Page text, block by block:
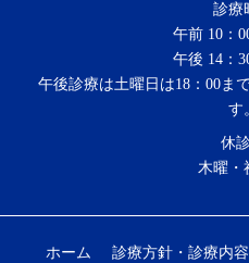
診療
午前 10：
午後 14：
午後診療は土曜日は18：00ま
す
休
木曜・
ホーム 診療方針・診療内容